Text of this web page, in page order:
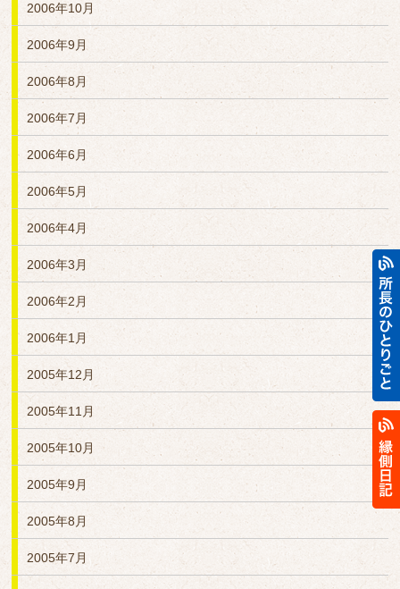
2006年10月
2006年9月
2006年8月
2006年7月
2006年6月
2006年5月
2006年4月
2006年3月
2006年2月
2006年1月
2005年12月
2005年11月
2005年10月
2005年9月
2005年8月
2005年7月